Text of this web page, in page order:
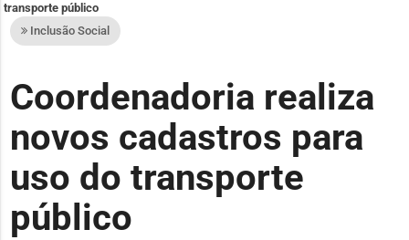
transporte público
Inclusão Social
Coordenadoria realiza
novos cadastros para
uso do transporte
público